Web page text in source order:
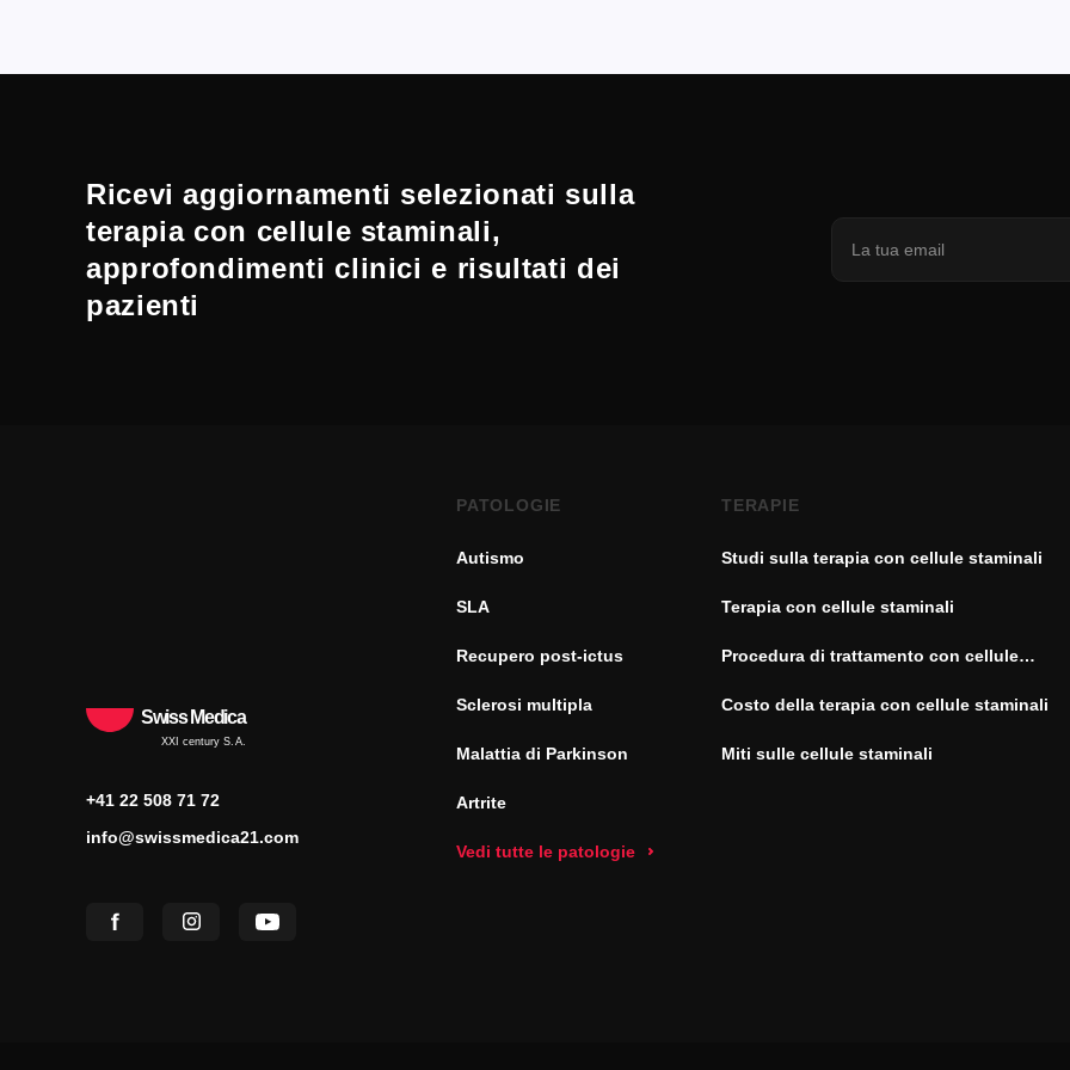
Ricevi aggiornamenti selezionati sulla
terapia con cellule staminali,
approfondimenti clinici e risultati dei
pazienti
Swiss Medica
XXI century S.A.
+41 22 508 71 72
info@swissmedica21.com
PATOLOGIE
Autismo
SLA
Recupero post-ictus
Sclerosi multipla
Malattia di Parkinson
Artrite
Vedi tutte le patologie
TERAPIE
Studi sulla terapia con cellule staminali
Terapia con cellule staminali
Procedura di trattamento con cellule
Costo della terapia con cellule staminali
Miti sulle cellule staminali